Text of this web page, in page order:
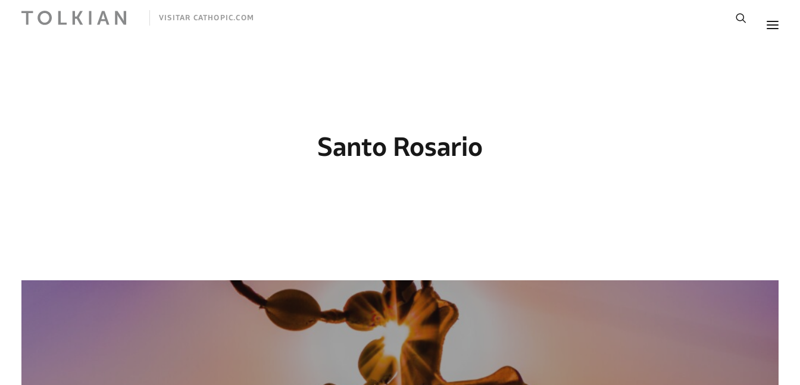
VISITAR CATHOPIC.COM
Santo Rosario